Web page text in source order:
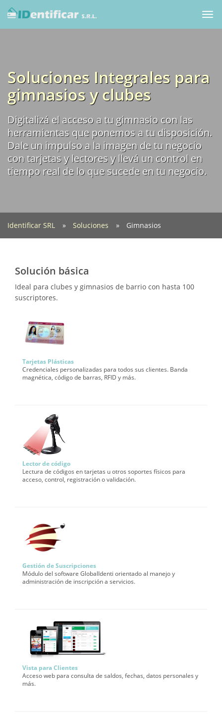
Soluciones Integrales para
gimnasios y clubes
Digitalizá el acceso a tu gimnasio con las
herramientas que ponemos a tu disposición.
Dale un impulso a la imagen de tu negocio
con tarjetas y lectores y llevá un control en
tiempo real de lo que sucede en tu negocio.
Identificar SRL Soluciones Gimnasios
Solución básica
Ideal para clubes y gimnasios de barrio con hasta 100
suscriptores.
Tarjetas Plásticas
Credenciales personalizadas para todos sus clientes. Banda
magnética, código de barras, RFID y más.
Lector de código
Lectura de códigos en tarjetas u otros soportes físicos para
acceso, control, registración o validación.
Gestión de Suscripciones
Módulo del software GlobalIdenti orientado al manejo y
administración de inscripción a servicios.
Vista para Clientes
Acceso web para consulta de saldos, fechas, datos personales y
más.